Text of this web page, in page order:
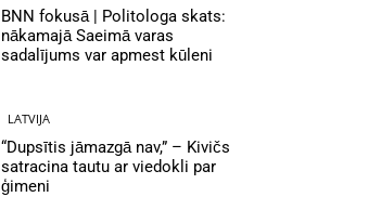
BNN fokusā | Politologa skats:
nākamajā Saeimā varas
sadalījums var apmest kūleni
LATVIJA
“Dupsītis jāmazgā nav,” – Kivičs
satracina tautu ar viedokli par
ģimeni